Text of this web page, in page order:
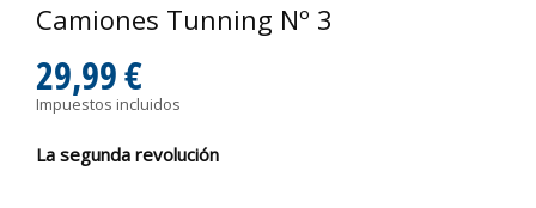
Camiones Tunning Nº 3
29,99 €
Impuestos incluidos
La segunda revolución